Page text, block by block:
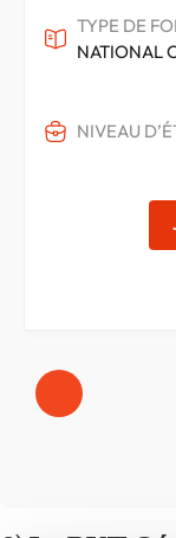
TYPE DE
NATIONAL
NIVEAU